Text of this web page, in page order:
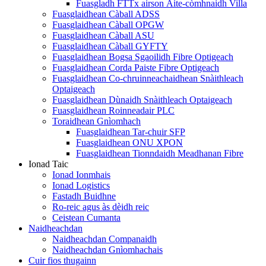
Fuasgladh FTTx airson Àite-còmhnaidh Villa
Fuasglaidhean Càball ADSS
Fuasglaidhean Càball OPGW
Fuasglaidhean Càball ASU
Fuasglaidhean Càball GYFTY
Fuasglaidhean Bogsa Sgaoilidh Fibre Optigeach
Fuasglaidhean Corda Paiste Fibre Optigeach
Fuasglaidhean Co-chruinneachaidhean Snàithleach
Optaigeach
Fuasglaidhean Dùnaidh Snàithleach Optaigeach
Fuasglaidhean Roinneadair PLC
Toraidhean Gnìomhach
Fuasglaidhean Tar-chuir SFP
Fuasglaidhean ONU XPON
Fuasglaidhean Tionndaidh Meadhanan Fibre
Ionad Taic
Ionad Ionmhais
Ionad Logistics
Fastadh Buidhne
Ro-reic agus às dèidh reic
Ceistean Cumanta
Naidheachdan
Naidheachdan Companaidh
Naidheachdan Gnìomhachais
Cuir fios thugainn